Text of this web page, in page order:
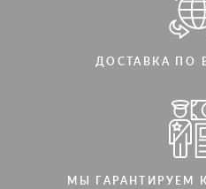
ДОСТАВКА ПО
МЫ ГАРАНТИРУЕМ